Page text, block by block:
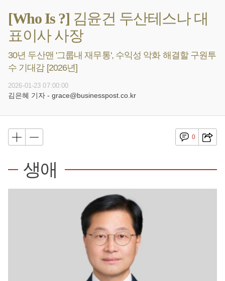
[Who Is ?] 김윤건 두산테스나 대
표이사 사장
30년 두산맨 '그룹내 재무통', 수익성 악화 해결할 구원투
수 기대감 [2026년]
2026-01-23 07:00:00
김은혜 기자 - grace@businesspost.co.kr
0
생애